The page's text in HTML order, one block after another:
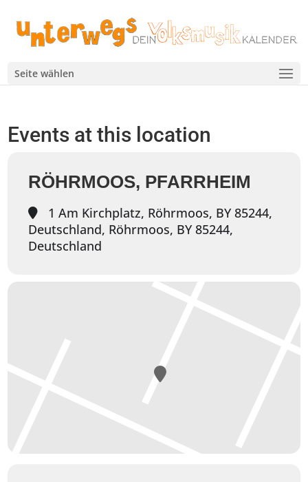
Seite wählen
Events at this location
RÖHRMOOS, PFARRHEIM
1 Am Kirchplatz, Röhrmoos, BY 85244,
Deutschland, Röhrmoos, BY 85244,
Deutschland